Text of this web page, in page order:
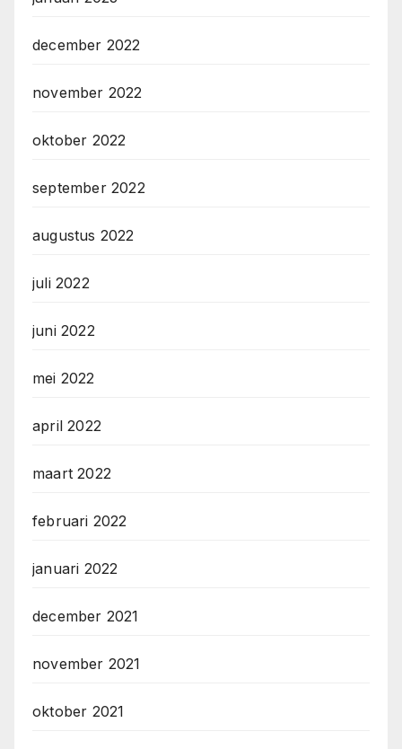
december 2022
november 2022
oktober 2022
september 2022
augustus 2022
juli 2022
juni 2022
mei 2022
april 2022
maart 2022
februari 2022
januari 2022
december 2021
november 2021
oktober 2021